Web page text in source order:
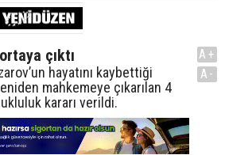
çıktı
hayatını kaybettiği
mahkemeye çıkarılan 4
kararı verildi.
A+
A-